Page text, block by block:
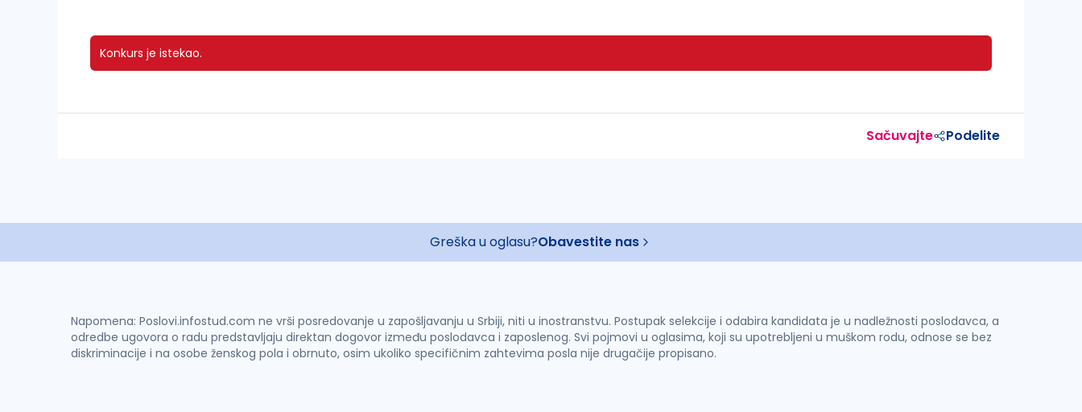
Konkurs je istekao.
Sačuvajte Podelite
Greška u oglasu?Obavestite nas
Napomena: Poslovi.infostud.com ne vrši posredovanje u zapošljavanju u Srbiji, niti u inostranstvu. Postupak selekcije i odabira kandidata je u nadležnosti poslodavca, a
odredbe ugovora o radu predstavljaju direktan dogovor između poslodavca i zaposlenog. Svi pojmovi u oglasima, koji su upotrebljeni u muškom rodu, odnose se bez
diskriminacije i na osobe ženskog pola i obrnuto, osim ukoliko specifičnim zahtevima posla nije drugačije propisano.